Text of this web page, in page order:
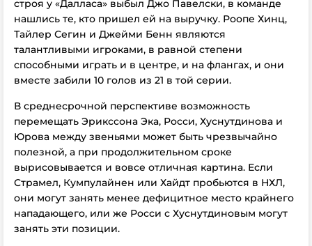
строя у «Далласа» выбыл Джо Павелски, в команде
нашлись те, кто пришел ей на выручку. Роопе Хинц,
Тайлер Сегин и Джейми Бенн являются
талантливыми игроками, в равной степени
способными играть и в центре, и на флангах, и они
вместе забили 10 голов из 21 в той серии.
В среднесрочной перспективе возможность
перемещать Эрикссона Эка, Росси, Хуснутдинова и
Юрова между звеньями может быть чрезвычайно
полезной, а при продолжительном сроке
вырисовывается и вовсе отличная картина. Если
Страмел, Кумпулайнен или Хайдт пробьются в НХЛ,
они могут занять менее дефицитное место крайнего
нападающего, или же Росси с Хуснутдиновым могут
занять эти позиции.